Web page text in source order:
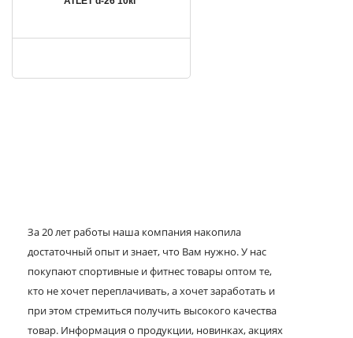
За 20 лет работы наша компания накопила
достаточный опыт и знает, что Вам нужно. У нас
покупают спортивные и фитнес товары оптом те,
кто не хочет переплачивать, а хочет заработать и
при этом стремиться получить высокого качества
товар. Информация о продукции, новинках, акциях